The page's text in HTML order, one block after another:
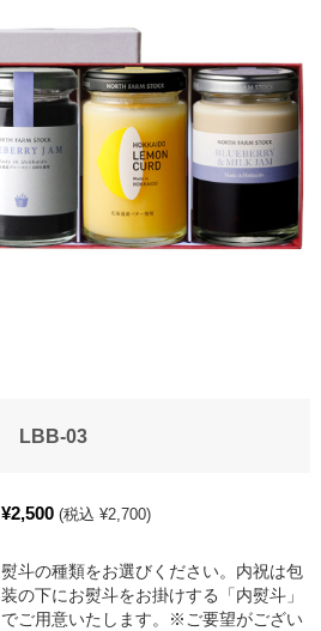
LBB-03
¥2,500 (税込 ¥2,700)
熨斗の種類をお選びください。内祝は包
装の下にお熨斗をお掛けする「内熨斗」
でご用意いたします。※ご要望がござい